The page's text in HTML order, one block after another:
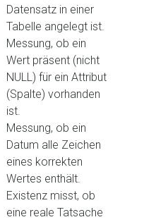
Datensatz in einer
Tabelle angelegt ist.
Messung, ob ein
Wert präsent (nicht
NULL) für ein Attribut
(Spalte) vorhanden
ist.
Messung, ob ein
Datum alle Zeichen
eines korrekten
Wertes enthält.
Existenz misst, ob
eine reale Tatsache